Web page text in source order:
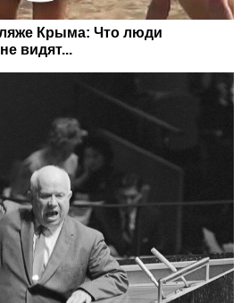
Крыма: Что люди
видят...